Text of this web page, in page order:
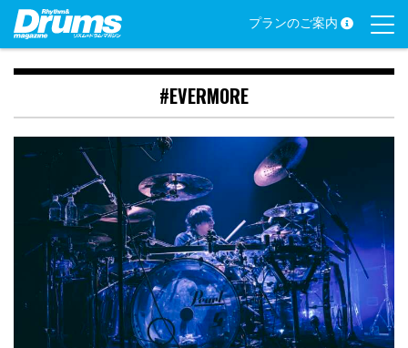
Skip
content
プランのご案内
#EVERMORE